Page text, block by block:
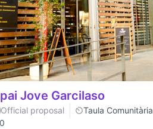
Jove Garcilaso
Official proposal Taula Comunitària
0